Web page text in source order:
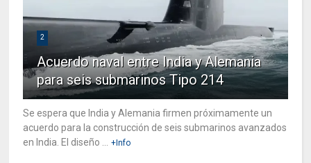
2
Acuerdo naval entre India y Alemania
para seis submarinos Tipo 214
Se espera que India y Alemania firmen próximamente un
acuerdo para la construcción de seis submarinos avanzados
en India. El diseño ...
+Info